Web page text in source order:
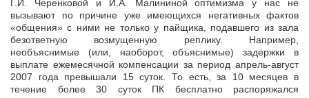
Г.И. Черенковой и И.А. Малининой оптимизма у нас не
вызывают по причине уже имеющихся негативных фактов
«общения» с ними не только у пайщика, подавшего из зала
безответную возмущенную реплику. Например,
необъяснимые (или, наоборот, объяснимые) задержки в
выплате ежемесячной компенсации за период апрель-август
2007 года превышали 15 суток. То есть, за 10 месяцев в
течение более 30 суток ПК бесплатно распоряжался